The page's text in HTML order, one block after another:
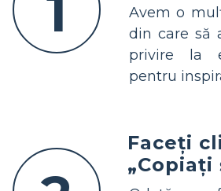
Avem o
din care să
privire la
pentru
Faceți
„Copiați